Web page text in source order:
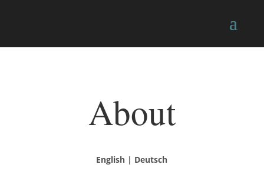
About
English | Deutsch